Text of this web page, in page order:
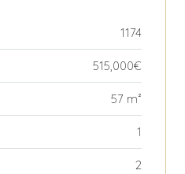
1174
515,000€
57 m²
1
2